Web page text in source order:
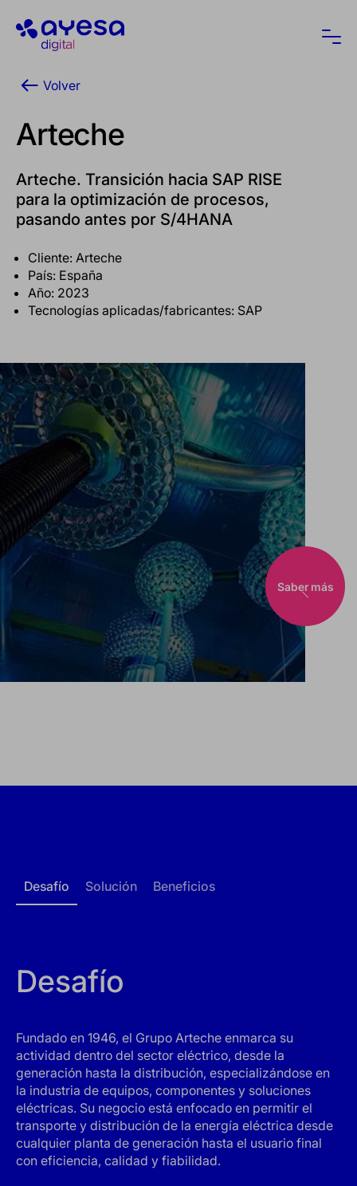
Ayesa
Saber más
Volver
Arteche
Arteche. Transición hacia SAP RISE
para la optimización de procesos,
pasando antes por S/4HANA
Cliente: Arteche
País: España
Año: 2023
Tecnologías aplicadas/fabricantes: SAP
Desafío Solución Beneficios
Desafío
Fundado en 1946, el Grupo Arteche enmarca su
actividad dentro del sector eléctrico, desde la
generación hasta la distribución, especializándose en
la industria de equipos, componentes y soluciones
eléctricas. Su negocio está enfocado en permitir el
transporte y distribución de la energía eléctrica desde
cualquier planta de generación hasta el usuario final
con eficiencia, calidad y fiabilidad.